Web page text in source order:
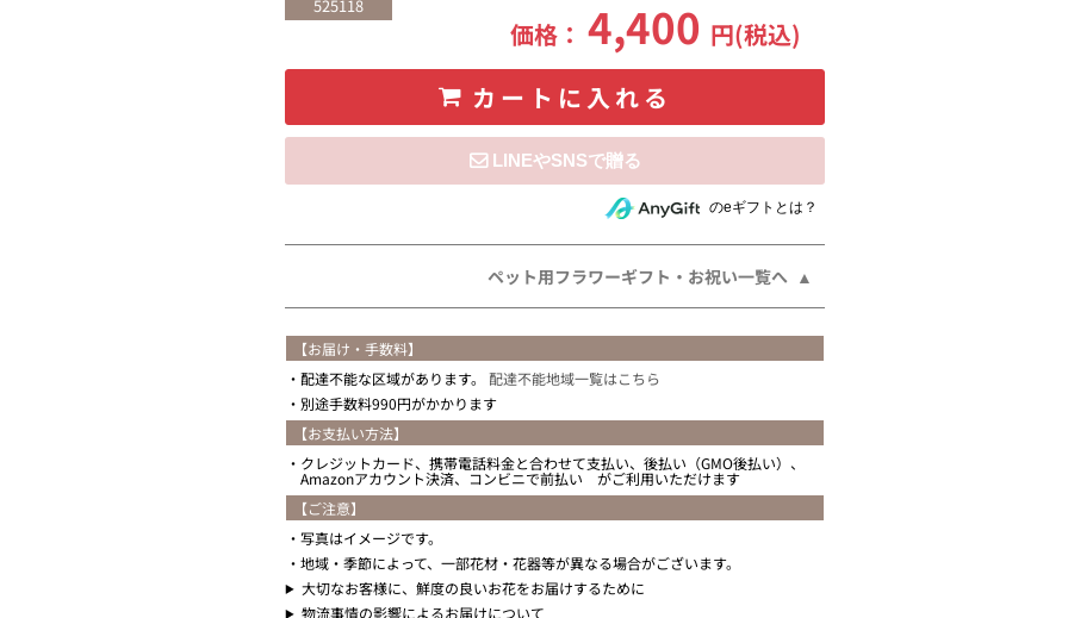
525118
価格：4,400 円(税込)
カートに入れる
住所を知らない相手にeギフトで贈るのeギフトとは？
ペット用フラワーギフト・お祝い一覧へ
【お届け・手数料】
配達不能な区域があります。 配達不能地域一覧はこちら
別途手数料990円がかかります
【お支払い方法】
クレジットカード、携帯電話料金と合わせて支払い、後払い（GMO後払い）、
Amazonアカウント決済、コンビニで前払い がご利用いただけます
【ご注意】
写真はイメージです。
地域・季節によって、一部花材・花器等が異なる場合がございます。
大切なお客様に、鮮度の良いお花をお届けするために
物流事情の影響によるお届けについて